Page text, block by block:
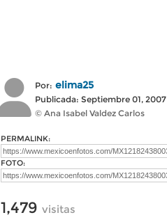
Por: elima25
Publicada: Septiembre 01, 2007
© Ana Isabel Valdez Carlos
PERMALINK:
FOTO:
1,479 visitas